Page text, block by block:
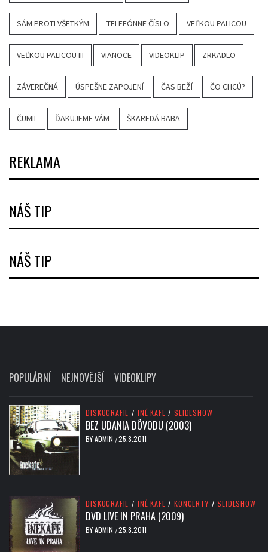
SÁM PROTI VŠETKÝM TELEFÓNNE ČÍSLO VEĽKOU PALICOU
VEĽKOU PALICOU III VIANOCE VIDEOKLIP ZRKADLO
ZÁVEREČNÁ ÚSPEŠNE ZAPOJENÍ ČAS BEŽÍ ČO CHCÚ?
ČUMIL ĎAKUJEME VÁM ŠKAREDÁ BABA
REKLAMA
NÁŠ TIP
NÁŠ TIP
POPULÁRNÍ NEJNOVĚJŠÍ VIDEOKLIPY
DISKOGRAFIE / INÉ KAFE / SLIDESHOW
BEZ UDANIA DÔVODU (2003)
BYADMIN /25.8.2011
DISKOGRAFIE / INÉ KAFE / KONCERTY / SLIDESHOW
DVD LIVE IN PRAHA (2009)
BYADMIN /25.8.2011